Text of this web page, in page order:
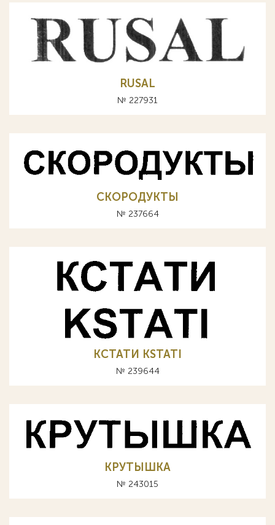
RUSAL
№ 227931
СКОРОДУКТЫ
№ 237664
КСТАТИ KSTATI
№ 239644
КРУТЫШКА
№ 243015